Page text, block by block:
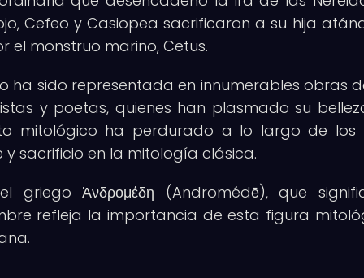
Cefeo y Casiopea sacrificaron a su hija
monstruo marino, Cetus.
ha sido representada en innumerables obras
y poetas, quienes han plasmado su
mitológico ha perdurado a lo largo de los
sacrificio en la mitología clásica.
griego Ἀνδρομέδη (Andromédē), que
refleja la importancia de esta figura